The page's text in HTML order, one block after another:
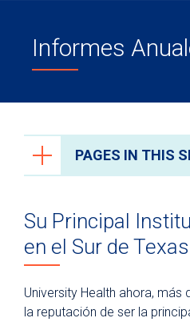
Informes
PAGES IN THIS
Board of Managers
Leadership Team
Our History
Our Future - Expansion
Su Principal
en el Sur de Texas
University Health ahora, más
la reputación de ser la